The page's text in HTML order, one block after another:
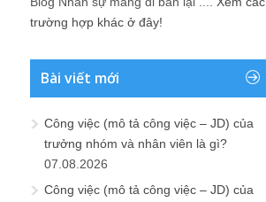
trường hợp khác ở đây!
Bài viết mới
Công việc (mô tả công việc – JD) của
trưởng nhóm và nhân viên là gì?
07.08.2026
Công việc (mô tả công việc – JD) của